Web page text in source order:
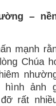
–
mạnh
Chúa
ảnh
rất